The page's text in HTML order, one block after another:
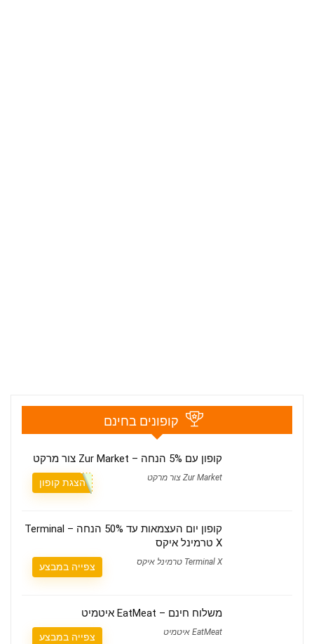
קופונים בחינם
קופון עם 5% הנחה – Zur Market צור מרקט
Zur Market צור מרקט הצגת קופון
קופון יום העצמאות עד 50% הנחה – Terminal
X טרמינל איקס
Terminal X טרמינל איקס צפייה במבצע
משלוח חינם – EatMeat איטמיט
EatMeat איטמיט צפייה במבצע